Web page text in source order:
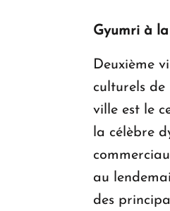
Gyumri à la
Deuxième
culturels de
ville est le
la célèbre
au
des